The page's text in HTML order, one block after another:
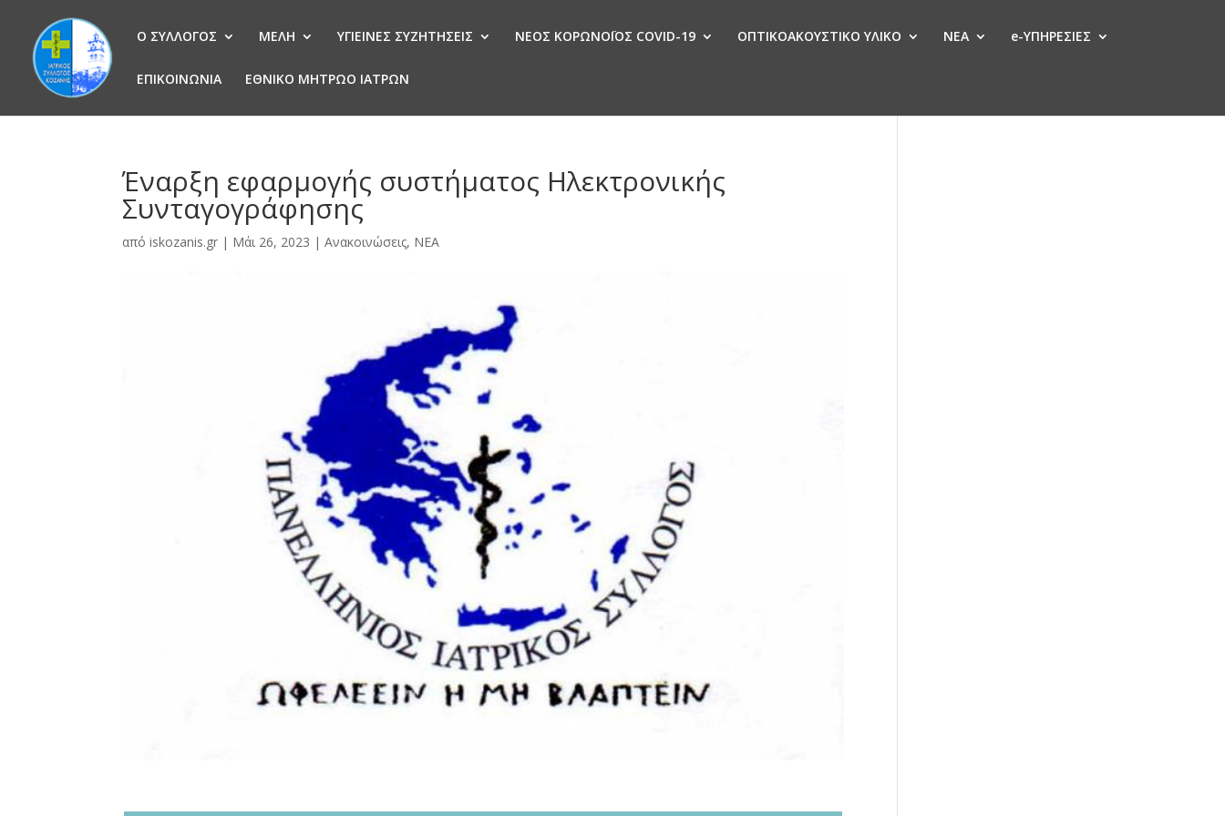
Ο ΣΥΛΛΟΓΟΣ ΜΕΛΗ ΥΓΙΕΙΝΕΣ ΣΥΖΗΤΗΣΕΙΣ ΝΕΟΣ ΚΟΡΩΝΟΪΟΣ COVID-19 ΟΠΤΙΚΟΑΚΟΥΣΤΙΚΟ ΥΛΙΚΟ ΝΕΑ e-ΥΠΗΡΕΣΙΕΣ
ΕΠΙΚΟΙΝΩΝΙΑ ΕΘΝΙΚΟ ΜΗΤΡΩΟ ΙΑΤΡΩΝ
Έναρξη εφαρμογής συστήματος Ηλεκτρονικής
Συνταγογράφησης
απόiskozanis.gr | Μάι 26, 2023 |Ανακοινώσεις, ΝΕΑ